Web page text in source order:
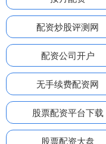
配资炒股评测网
配资公司开户
无手续费配资网
股票配资平台下载
股票配资大盘